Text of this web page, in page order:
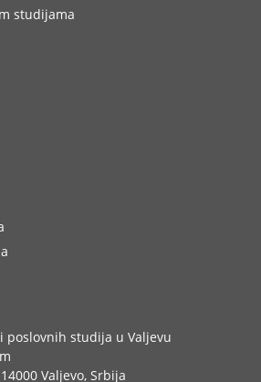
studijama
poslovnih studija u Valjevu
Valjevo, Srbija